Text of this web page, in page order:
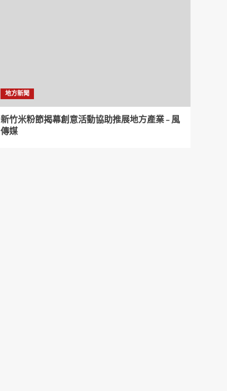
地方新聞
新竹米粉節揭幕創意活動協助推展地方產業 – 風
傳媒